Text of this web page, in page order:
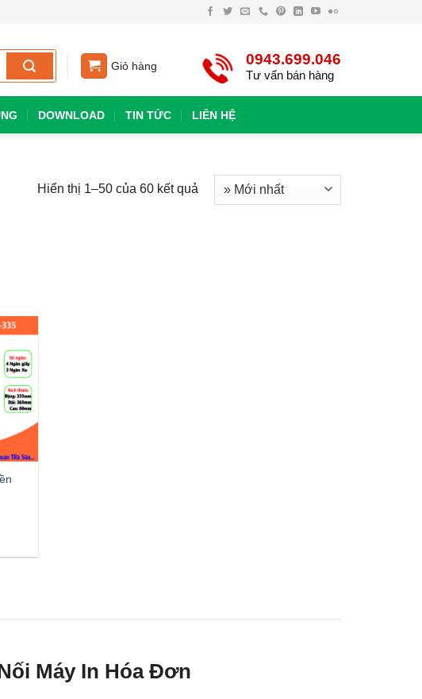
Giỏ hàng 0943.699.046
Tư vấn bán hàng
DOWNLOAD TIN TỨC LIÊN HỆ
Hiển thị 1–50 của 60 kết quả
Máy In Hóa Đơn